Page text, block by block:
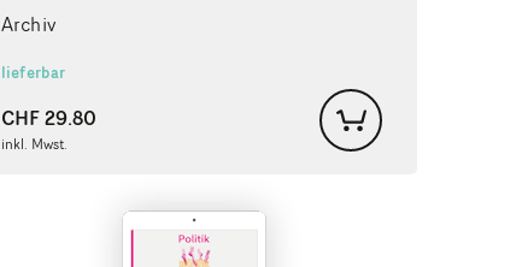
Archiv
lieferbar
CHF29.80
inkl. Mwst.